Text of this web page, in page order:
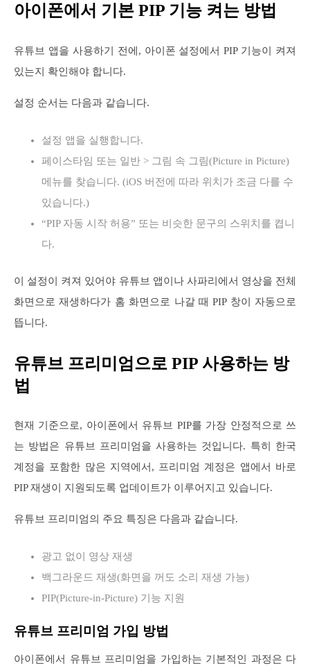
아이폰에서 기본 PIP 기능 켜는 방법
유튜브 앱을 사용하기 전에, 아이폰 설정에서 PIP 기능이 켜져
있는지 확인해야 합니다.
설정 순서는 다음과 같습니다.
설정 앱을 실행합니다.
페이스타임 또는 일반 > 그림 속 그림(Picture in Picture)
메뉴를 찾습니다. (iOS 버전에 따라 위치가 조금 다를 수
있습니다.)
“PIP 자동 시작 허용” 또는 비슷한 문구의 스위치를 켭니
다.
이 설정이 켜져 있어야 유튜브 앱이나 사파리에서 영상을 전체
화면으로 재생하다가 홈 화면으로 나갈 때 PIP 창이 자동으로
뜹니다.
유튜브 프리미엄으로 PIP 사용하는 방
법
현재 기준으로, 아이폰에서 유튜브 PIP를 가장 안정적으로 쓰
는 방법은 유튜브 프리미엄을 사용하는 것입니다. 특히 한국
계정을 포함한 많은 지역에서, 프리미엄 계정은 앱에서 바로
PIP 재생이 지원되도록 업데이트가 이루어지고 있습니다.
유튜브 프리미엄의 주요 특징은 다음과 같습니다.
광고 없이 영상 재생
백그라운드 재생(화면을 꺼도 소리 재생 가능)
PIP(Picture-in-Picture) 기능 지원
유튜브 프리미엄 가입 방법
아이폰에서 유튜브 프리미엄을 가입하는 기본적인 과정은 다